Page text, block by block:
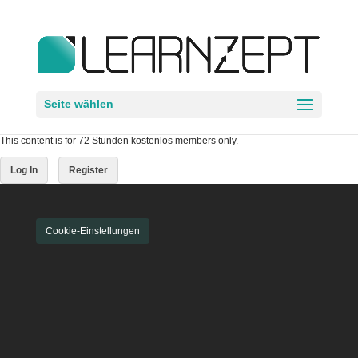
Seite wählen
This content is for 72 Stunden kostenlos members only.
Log In Register
Cookie-Einstellungen